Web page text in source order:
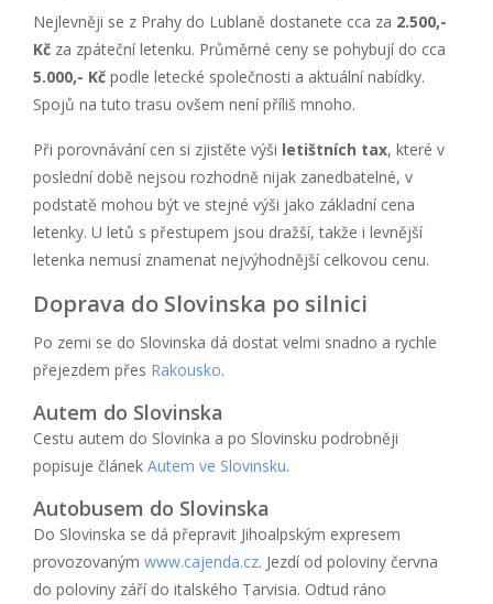
Nejlevněji se z Prahy do Lublaně dostanete cca za 2.500,-
Kč za zpáteční letenku. Průměrné ceny se pohybují do cca
5.000,- Kč podle letecké společnosti a aktuální nabídky.
Spojů na tuto trasu ovšem není příliš mnoho.
Při porovnávání cen si zjistěte výši letištních tax, které v
poslední době nejsou rozhodně nijak zanedbatelné, v
podstatě mohou být ve stejné výši jako základní cena
letenky. U letů s přestupem jsou dražší, takže i levnější
letenka nemusí znamenat nejvýhodnější celkovou cenu.
Doprava do Slovinska po silnici
Po zemi se do Slovinska dá dostat velmi snadno a rychle
přejezdem přes Rakousko.
Autem do Slovinska
Cestu autem do Slovinka a po Slovinsku podrobněji
popisuje článek Autem ve Slovinsku.
Autobusem do Slovinska
Do Slovinska se dá přepravit Jihoalpským expresem
provozovaným www.cajenda.cz. Jezdí od poloviny června
do poloviny září do italského Tarvisia. Odtud ráno